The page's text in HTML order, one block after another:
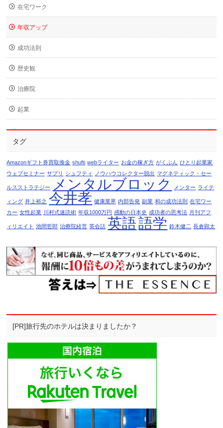
在宅ワーク
年収アップ
成功法則
歴史観
治療院
起業
タグ
Amazonギフト券買取換金 shufti webライター お金の稼ぎ方 がくぶん ひとり起業家
ウェブセミナー サプリ シュフティ ノウハウコレクター脱出 マグネティック・セー
ルスストラテジー メンタルブロック メンター ライテ
ィング 井上裕之 今井孝 健康業界 内部告発 副業 和の成功法則 在宅ワー
カー 女性起業 川村式速読術 年収1000万円 感動の日本史 成功者の思考法 月刊アフ
ィリエイト 池間哲郎 治療院経営 英会話 英語語学 鈴木健二 長倉顕太
[PR]旅行先のホテルは決まりましたか？